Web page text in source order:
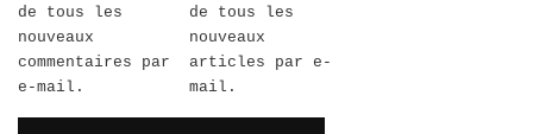
de tous les
nouveaux
commentaires par
e-mail.
de tous les
nouveaux
articles par e-
mail.